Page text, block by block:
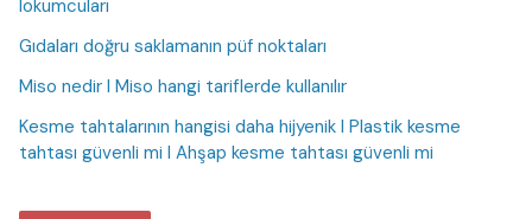
lokumcuları
Gıdaları doğru saklamanın püf noktaları
Miso nedir I Miso hangi tariflerde kullanılır
Kesme tahtalarının hangisi daha hijyenik I Plastik kesme
tahtası güvenli mi I Ahşap kesme tahtası güvenli mi